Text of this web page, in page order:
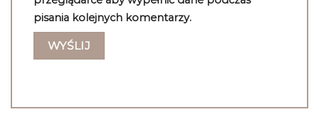
pisania kolejnych komentarzy.